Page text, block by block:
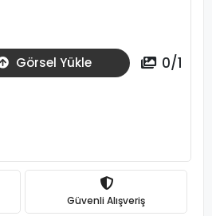
Görsel Yükle 0/1
Güvenli Alışveriş